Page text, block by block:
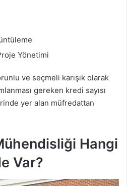
Yönetimi
ve seçmeli karışık olarak
gereken kredi sayısı
yer alan müfredattan
Hangi
Var?